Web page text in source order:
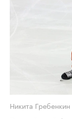
Никита Гребенкин